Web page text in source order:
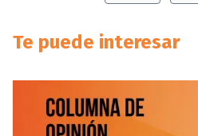
Te puede interesar